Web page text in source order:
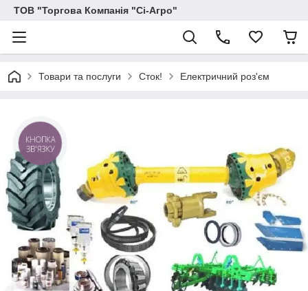
ТОВ "Торгова Компанія "Сі-Агро"
Товари та послуги Сток! Електричний роз'єм
КНОПКА
ЗВ'ЯЗКУ